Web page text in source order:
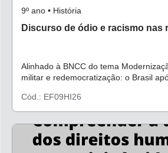
9º ano • História
Discurso de ódio e racismo nas
Alinhado à BNCC do tema
militar e redemocratização: o Brasil
Cód.: EF09HI26